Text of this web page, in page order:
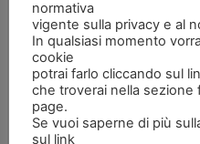
Pressione d’olio per la
rotazione
Portata d’olio per la
normativa
vigente sulla privacy e al
In qualsiasi momento
cookie
potrai farlo cliccando sul
che troverai nella sezione
page.
Se vuoi saperne di più
sul link